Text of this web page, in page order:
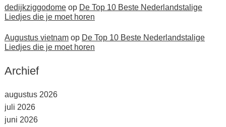
dedijkziggodomeop De Top 10 Beste Nederlandstalige
Liedjes die je moet horen
Augustus vietnamop De Top 10 Beste Nederlandstalige
Liedjes die je moet horen
Archief
augustus 2026
juli 2026
juni 2026